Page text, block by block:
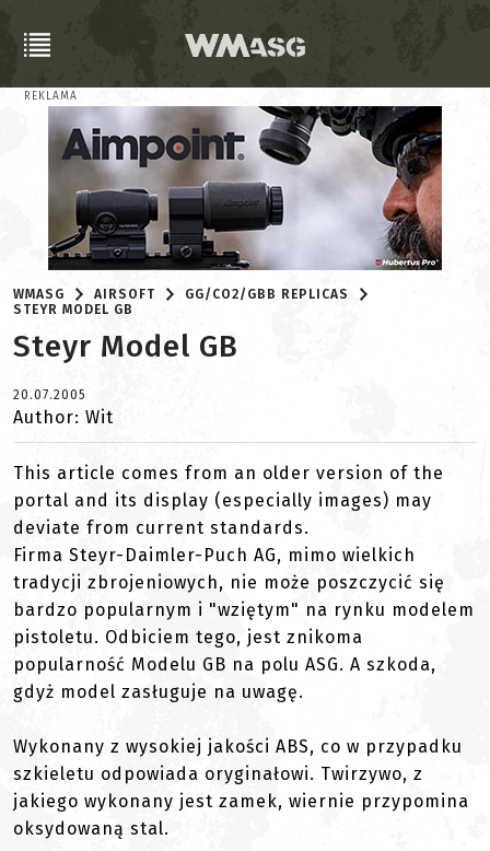
REKLAMA
WMASG AIRSOFT
GG/CO2/GBB REPLICAS
STEYR MODEL GB
Steyr Model GB
20.07.2005
Author: Wit
This article comes from an older version of the
portal and its display (especially images) may
deviate from current standards.
Firma Steyr-Daimler-Puch AG, mimo wielkich
tradycji zbrojeniowych, nie może poszczycić się
bardzo popularnym i "wziętym" na rynku modelem
pistoletu. Odbiciem tego, jest znikoma
popularność Modelu GB na polu ASG. A szkoda,
gdyż model zasługuje na uwagę.
Wykonany z wysokiej jakości ABS, co w przypadku
szkieletu odpowiada oryginałowi. Twirzywo, z
jakiego wykonany jest zamek, wiernie przypomina
oksydowaną stal.